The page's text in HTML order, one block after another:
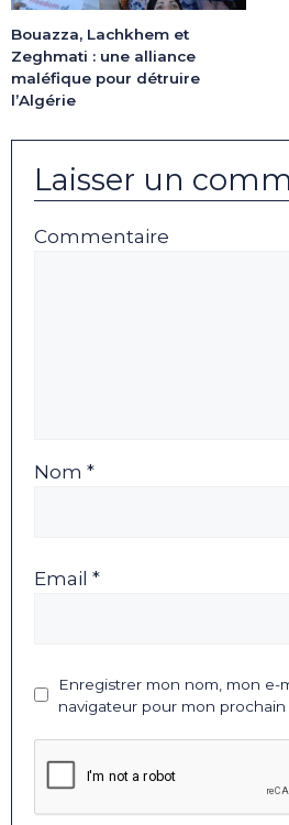
Bouazza, Lachkhem et
Zeghmati : une alliance
maléfique pour détruire
l’Algérie
Laisser un
Commentaire
Nom *
Email *
Enregistrer mon nom, mon e-
navigateur pour mon prochain